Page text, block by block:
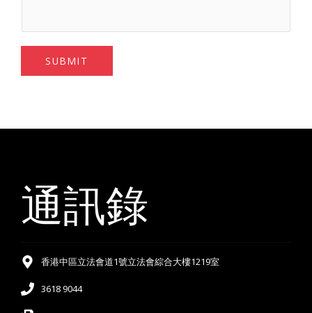
SUBMIT
通訊錄
香港中區立法會道1號立法會綜合大樓1219室
3618 9044